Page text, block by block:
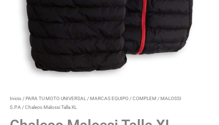
Inicio /PARA TU MOTO UNIVERSAL /MARCAS EQUIPO / COMPLEM /MALOSSI
S.P.A / Chaleco Malossi Talla XL